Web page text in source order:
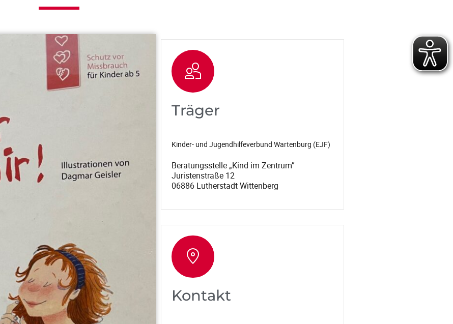
Träger
Kinder- und Jugendhilfeverbund Wartenburg (EJF)
Beratungsstelle „Kind im Zentrum”
Juristenstraße 12
06886 Lutherstadt Wittenberg
Kontakt